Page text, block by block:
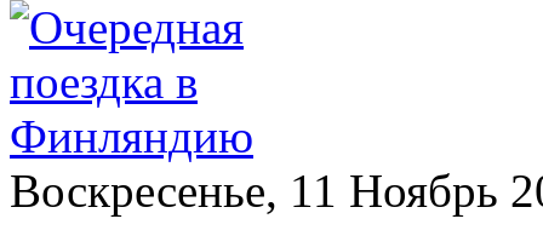
Воскресенье, 11 Ноябрь